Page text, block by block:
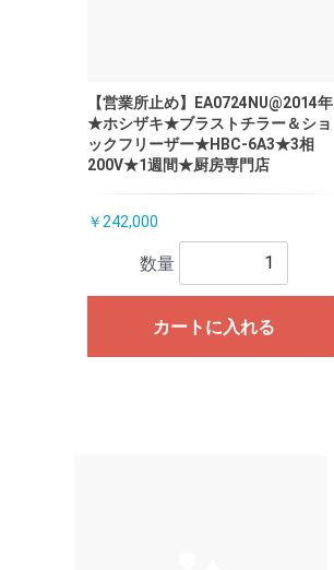
【営業所止め】EA0724NU@2014年
★ホシザキ★ブラストチラー＆ショ
ックフリーザー★HBC-6A3★3相
200V★1週間★厨房専門店
￥242,000
数量
カートに入れる